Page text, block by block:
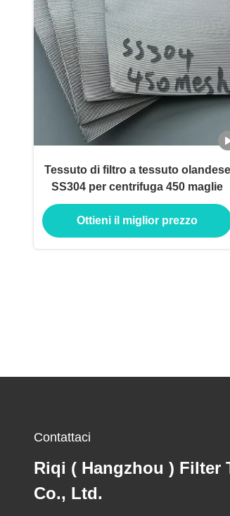
Tessuto di filtro a tessuto olandese
SS304 per centrifuga 450 maglie
Ottieni il miglior prezzo
Contattaci
Riqi ( Hangzhou ) Filter
Co., Ltd.